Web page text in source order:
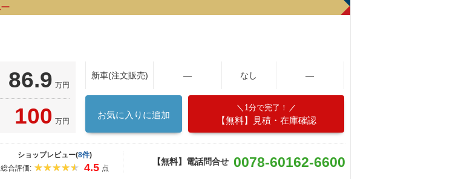
86.9 万円
100 万円
新車(注文販売) ― なし ―
お気に入りに追加
1分で完了！
【無料】見積・在庫確認
ショップレビュー(8件)
総合評価:
4.5 点
【無料】電話問合せ 0078-60162-6600